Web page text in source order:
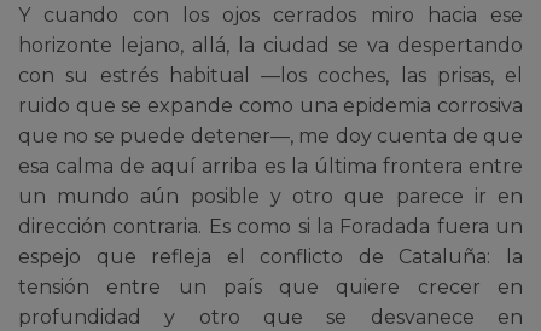
Y cuando con los ojos cerrados miro hacia ese
horizonte lejano, allá, la ciudad se va despertando
con su estrés habitual —los coches, las prisas, el
ruido que se expande como una epidemia corrosiva
que no se puede detener—, me doy cuenta de que
esa calma de aquí arriba es la última frontera entre
un mundo aún posible y otro que parece ir en
dirección contraria. Es como si la Foradada fuera un
espejo que refleja el conflicto de Cataluña: la
tensión entre un país que quiere crecer en
profundidad y otro que se desvanece en